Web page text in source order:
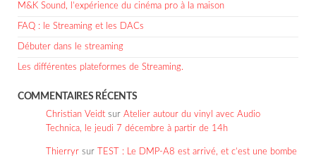
M&K Sound, l’expérience du cinéma pro à la maison
FAQ : le Streaming et les DACs
Débuter dans le streaming
Les différentes plateformes de Streaming.
COMMENTAIRES RÉCENTS
Christian Veidt sur Atelier autour du vinyl avec Audio
Technica, le jeudi 7 décembre à partir de 14h
Thierryr sur
TEST : Le DMP-A8 est arrivé, et c’est une bombe